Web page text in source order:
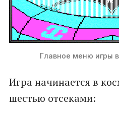
Главное меню игры
Игра начинается в
шестью отсеками: